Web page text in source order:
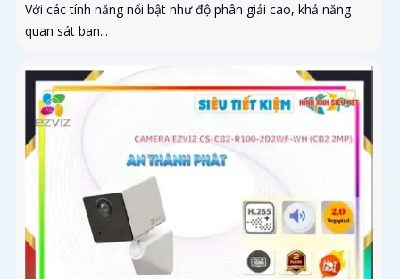
Với các tính năng nổi bật như độ phân giải cao, khả năng
quan sát ban...